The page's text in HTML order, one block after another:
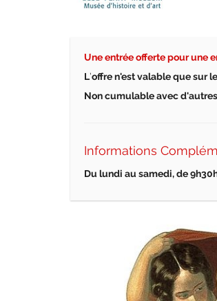
Une entrée offerte pour une
L’offre n'est valable que sur
Non cumulable avec
Informations
Du lundi au samedi, de